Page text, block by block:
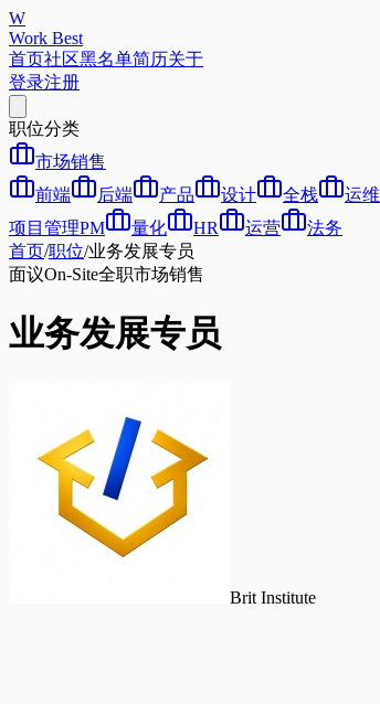
W
Work Best
首页社区黑名单简历关于
登录注册
职位分类
市场销售
前端
后端 产品 设计 全栈 运维
项目管理PM
量化 HR 运营
法务
首页/职位/业务发展专员
面议On-Site全职市场销售
业务发展专员
Brit Institute